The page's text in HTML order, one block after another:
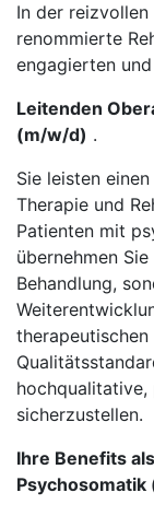
In der
renommierte
engagierten
Leitenden
(m/w/d) .
Sie leisten
Therapie und
Patienten mit
übernehmen
Behandlung,
sicherzustellen.
Ihre Benefits
Psychosomatik